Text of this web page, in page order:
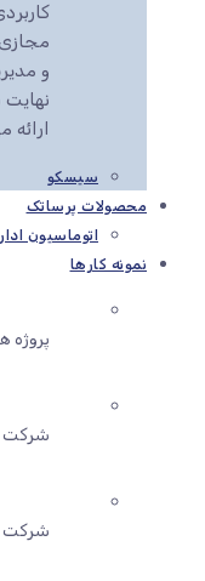
و
نهایت
ارائه
سیسکو
محصولات پرساتک
اتوماسیون
نمونه کارها
پروژه
شرکت
شرکت